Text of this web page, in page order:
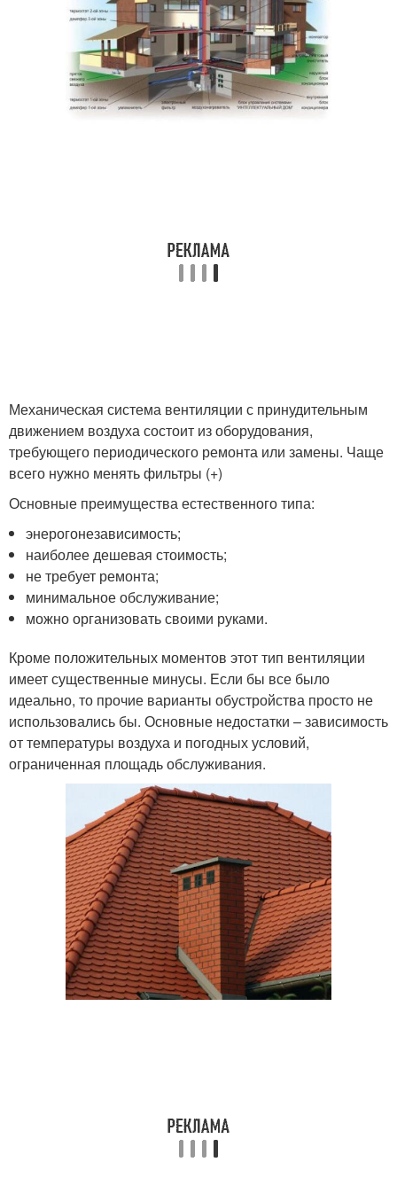
Механическая система вентиляции с принудительным
движением воздуха состоит из оборудования,
требующего периодического ремонта или замены. Чаще
всего нужно менять фильтры (+)
Основные преимущества естественного типа:
энерогонезависимость;
наиболее дешевая стоимость;
не требует ремонта;
минимальное обслуживание;
можно организовать своими руками.
Кроме положительных моментов этот тип вентиляции
имеет существенные минусы. Если бы все было
идеально, то прочие варианты обустройства просто не
использовались бы. Основные недостатки – зависимость
от температуры воздуха и погодных условий,
ограниченная площадь обслуживания.